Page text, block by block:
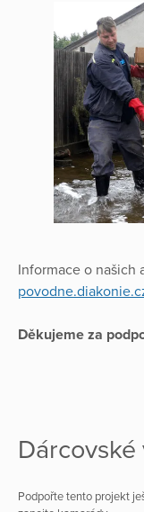
Informace o našich
Děkujeme za
Podpořte tento projekt